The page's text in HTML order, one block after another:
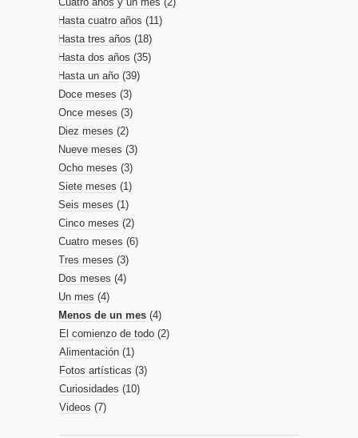
Hasta cuatro años (11)
Hasta tres años (18)
Hasta dos años (35)
Hasta un año (39)
Doce meses (3)
Once meses (3)
Diez meses (2)
Nueve meses (3)
Ocho meses (3)
Siete meses (1)
Seis meses (1)
Cinco meses (2)
Cuatro meses (6)
Tres meses (3)
Dos meses (4)
Un mes (4)
Menos de un mes(4)
El comienzo de todo (2)
Alimentación (1)
Fotos artísticas (3)
Curiosidades (10)
Videos (7)